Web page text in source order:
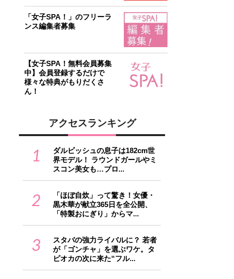
「女子SPA！」のフリーラ
ンス編集者募集
【女子SPA！無料会員募集
中】会員登録するだけで
様々な特典がもりだくさ
ん！
アクセスランキング
1
ダルビッシュの息子は182cm世
界モデル！ ラウンドガールやミ
スコン美女も…プロ...
2
「ほぼ自炊」って驚き！女優・
黒木華が献立365日を全公開、
「特製おにぎり」からマ...
3
スタバの強力ライバルに？ 若者
が「ゴンチャ」を選ぶワケ。タ
ピオカの次に来た“フル...